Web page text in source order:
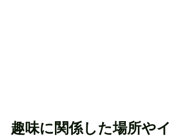
趣味に関係した場所やイ